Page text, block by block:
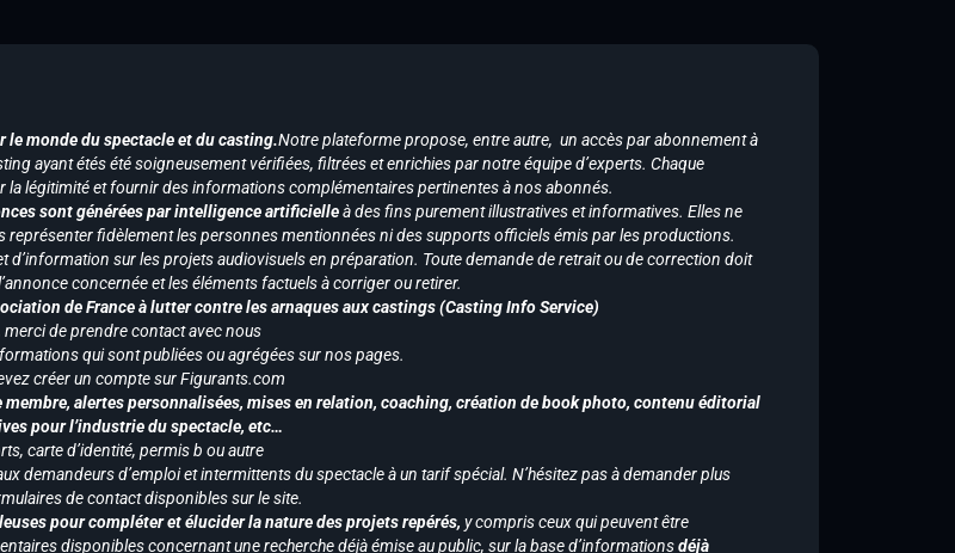
le monde du spectacle et du casting.Notre plateforme propose, entre autre, un accès par abonnement à
ayant étés été soigneusement vérifiées, filtrées et enrichies par notre équipe d’experts. Chaque
la légitimité et fournir des informations complémentaires pertinentes à nos abonnés.
sont générées par intelligence artificielleà des fins purement illustratives et informatives. Elles ne
fidèlement les personnes mentionnées ni des supports officiels émis par les productions.
d’information sur les projets audiovisuels en préparation. Toute demande de retrait ou de correction doit
concernée et les éléments factuels à corriger ou retirer.
de France à lutter contre les arnaques aux castings (Casting Info Service)
de prendre contact avec nous
qui sont publiées ou agrégées sur nos pages.
créer un compte sur Figurants.com
alertes personnalisées, mises en relation, coaching, création de book photo, contenu éditorial
pour l’industrie du spectacle, etc…
carte d’identité, permis b ou autre
demandeurs d’emploi et intermittents du spectacle à un tarif spécial. N’hésitez pas à demander plus
de contact disponibles sur le site.
pour compléter et élucider la nature des projets repérés, y compris ceux qui peuvent être
disponibles concernant une recherche déjà émise au public, sur la base d’informationsdéjà